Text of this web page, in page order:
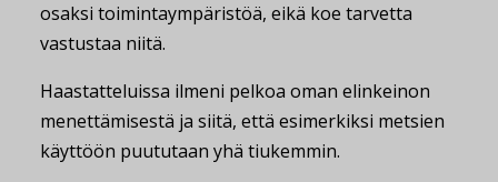
osaksi toimintaympäristöä, eikä koe tarvetta
vastustaa niitä.
Haastatteluissa ilmeni pelkoa oman elinkeinon
menettämisestä ja siitä, että esimerkiksi metsien
käyttöön puututaan yhä tiukemmin.